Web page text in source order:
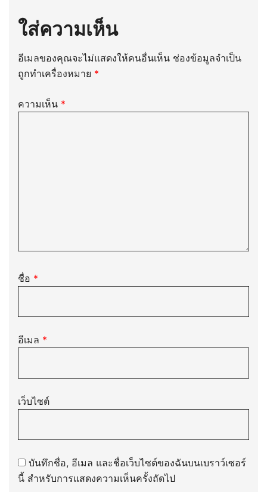
ใส่ความเห็น
อีเมลของคุณจะไม่แสดงให้คนอื่นเห็น ช่องข้อมูลจำเป็น
ถูกทำเครื่องหมาย *
ความเห็น *
ชื่อ *
อีเมล *
เว็บไซต์
บันทึกชื่อ, อีเมล และชื่อเว็บไซต์ของฉันบนเบราว์เซอร์
นี้ สำหรับการแสดงความเห็นครั้งถัดไป